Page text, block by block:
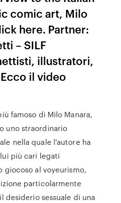
comic art, Milo
here. Partner:
– SILF
illustratori,
il video
famoso di Milo Manara,
uno straordinario
nella quale l'autore ha
più cari legati
giocoso al voyeurismo,
particolarmente
desiderio sessuale di una